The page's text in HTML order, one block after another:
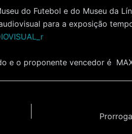
do Futebol e do Museu da
para a exposição
o proponente vencedor é MAXI